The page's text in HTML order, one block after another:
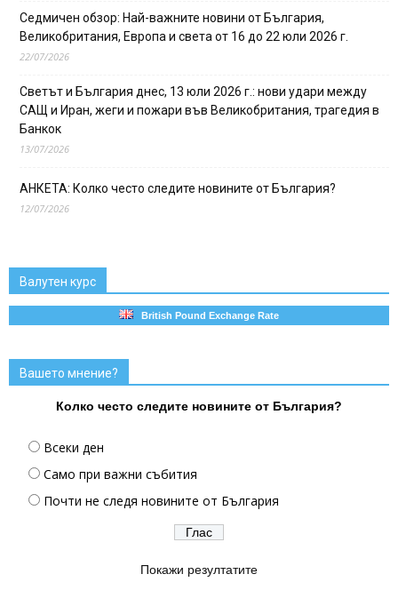
Седмичен обзор: Най-важните новини от България,
Великобритания, Европа и света от 16 до 22 юли 2026 г.
22/07/2026
Светът и България днес, 13 юли 2026 г.: нови удари между
САЩ и Иран, жеги и пожари във Великобритания, трагедия в
Банкок
13/07/2026
АНКЕТА: Колко често следите новините от България?
12/07/2026
Валутен курс
British Pound Exchange Rate
Вашето мнение?
Колко често следите новините от България?
Всеки ден
Само при важни събития
Почти не следя новините от България
Покажи резултатите